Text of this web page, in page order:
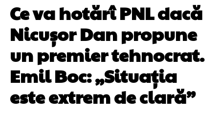
Ce va hotărî PNL dacă
Nicușor Dan propune
un premier tehnocrat.
Emil Boc: „Situația
este extrem de clară”